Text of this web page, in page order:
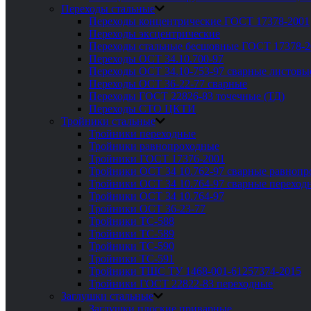
Переходы стальные
Переходы концентрические ГОСТ 17378-2001
Переходы эксцентрические
Переходы стальные бесшовные ГОСТ 17378-
Переходы ОСТ 34.10.700-97
Переходы ОСТ 34.10-753-97 сварные
Переходы ОСТ 36-22-77 сварные
Переходы ГОСТ 22826-83 точечные (ТД)
Переходы СТО ЦКТИ
Тройники стальные
Тройники переходные
Тройники равнопроходные
Тройники ГОСТ 17376-2001
Тройники ОСТ 34 10.762-97 сварные
Тройники ОСТ 34 10.764-97 сварные
Тройники ОСТ 34 10.764-97
Тройники ОСТ 36-23-77
Тройники ТС-588
Тройники ТС-589
Тройники ТС-590
Тройники ТС-591
Тройники ТШС ТУ 1468-001-61257374-2015
Тройники ГОСТ 22822-83 переходные
Заглушки стальные
Заглушки плоские приварные